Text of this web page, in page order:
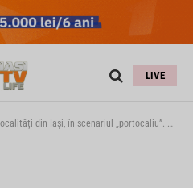
LIVE
din Iași, în scenariul „portocaliu”. Au incidență peste 3 la mie